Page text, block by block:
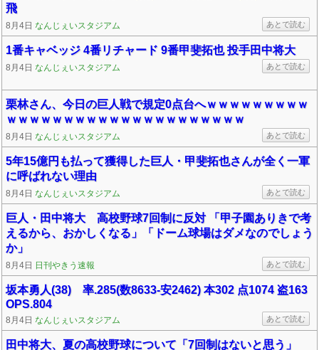
飛
8月4日 なんじぇいスタジアム あとで読む
1番キャベッジ 4番リチャード 9番甲斐拓也 投手田中将大
8月4日 なんじぇいスタジアム あとで読む
栗林さん、今日の巨人戦で規定0点台へｗｗｗｗｗｗｗｗｗ
ｗｗｗｗｗｗｗｗｗｗｗｗｗｗｗｗｗｗｗｗｗ
8月4日 なんじぇいスタジアム あとで読む
5年15億円も払って獲得した巨人・甲斐拓也さんが全く一軍
に呼ばれない理由
8月4日 なんじぇいスタジアム あとで読む
巨人・田中将大 高校野球7回制に反対 「甲子園ありきで考
えるから、おかしくなる」「ドーム球場はダメなのでしょう
か」
8月4日 日刊やきう速報 あとで読む
坂本勇人(38) 率.285(数8633-安2462) 本302 点1074 盗163
OPS.804
8月4日 なんじぇいスタジアム あとで読む
田中将大、夏の高校野球について「7回制はないと思う」